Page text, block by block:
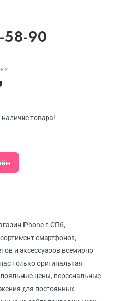
iPhone в СПб,
смартфонов,
и аксессуаров всемирно
только оригинальная
цены, персональные
для постоянных
58-90
наличие товара!